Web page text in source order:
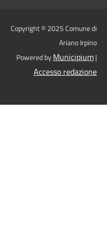
Copyright © 2025 Comune di
Ariano Irpino
Powered byMunicipium|
Accesso redazione